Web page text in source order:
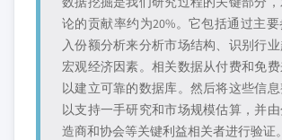
论的贡献率约为20%。它包括通过主
入份额分析来分析市场结构、识别行
宏观经济因素。相关数据从付费和免费
以建立可靠的数据库。然后将这些信息
以支持一手研究和市场规模估算，并
造商和协会等关键利益相关者进行验证。